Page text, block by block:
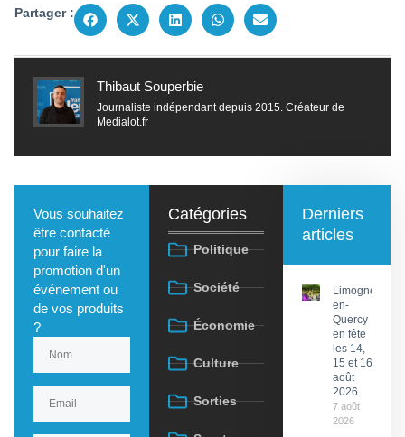
Partager :
Thibaut Souperbie
Journaliste indépendant depuis 2015. Créateur de
Medialot.fr
Vous souhaitez
être contacté
pour faire la
promotion d'un
événement ou
de vos produits
?
Catégories
Politique
Société
Économie
Culture
Sorties
Derniers
articles
Limogne-
en-
Quercy
en fête
les 14,
15 et 16
août
2026
7 août
2026